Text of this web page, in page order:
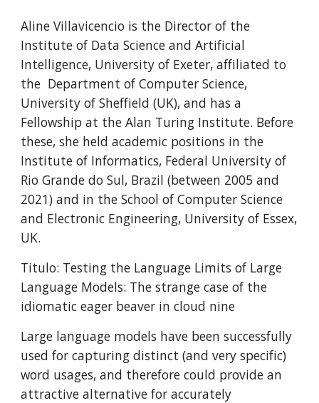
Aline Villavicencio is the Director of the
Institute of Data Science and Artificial
Intelligence, University of Exeter, affiliated to
the Department of Computer Science,
University of Sheffield (UK), and has a
Fellowship at the Alan Turing Institute. Before
these, she held academic positions in the
Institute of Informatics, Federal University of
Rio Grande do Sul, Brazil (between 2005 and
2021) and in the School of Computer Science
and Electronic Engineering, University of Essex,
UK.
Titulo: Testing the Language Limits of Large
Language Models: The strange case of the
idiomatic eager beaver in cloud nine
Large language models have been successfully
used for capturing distinct (and very specific)
word usages, and therefore could provide an
attractive alternative for accurately